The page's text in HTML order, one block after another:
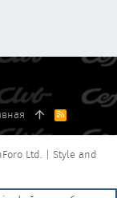
R
S
S
Ltd. | Style and